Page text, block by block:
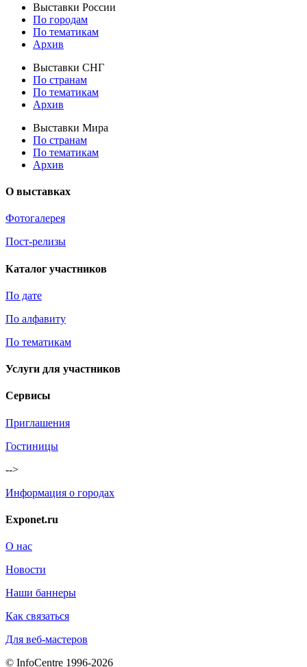
Выставки России
По городам
По тематикам
Архив
Выставки СНГ
По странам
По тематикам
Архив
Выставки Мира
По странам
По тематикам
Архив
О выставках
Фотогалерея
Пост-релизы
Каталог участников
По дате
По алфавиту
По тематикам
Услуги для участников
Сервисы
Приглашения
Гостиницы
-->
Информация о городах
Exponet.ru
О нас
Новости
Наши баннеры
Как связаться
Для веб-мастеров
© InfoCentre 1996-2026